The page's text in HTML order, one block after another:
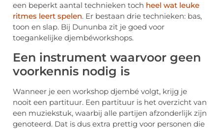
een beperkt aantal technieken toch heel wat leuke
ritmes leert spelen. Er bestaan drie technieken: bas,
toon en slap. Bij Dununba zit je goed voor
toegankelijke djembéworkshops.
Een instrument waarvoor geen
voorkennis nodig is
Wanneer je een workshop djembé volgt, krijg je
nooit een partituur. Een partituur is het overzicht van
een muziekstuk, waarbij alle partijen afzonderlijk zijn
genoteerd. Dat is dus extra prettig voor personen die